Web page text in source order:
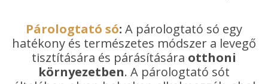
Párologtató só: A párologtató só egy
hatékony és természetes módszer a levegő
tisztítására és párásítására otthoni
környezetben. A párologtató sót